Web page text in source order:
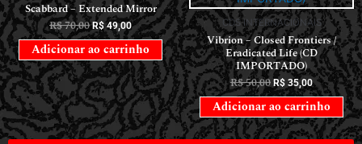
Scabbard – Extended Mirror
R$70,00 R$49,00
Adicionar ao carrinho
CDS INTERNACIONAIS
Vibrion – Closed Frontiers /
Eradicated Life (CD
IMPORTADO)
R$50,00 R$ 35,00
Adicionar ao carrinho